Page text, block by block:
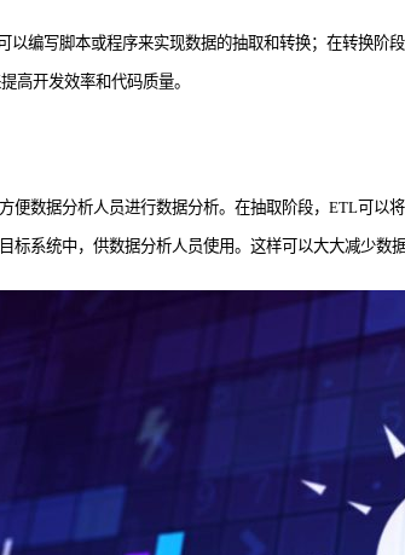
以编写脚本或程序来实现数据的抽取和转换；在转换
高开发效率和代码质量。
数据分析人员进行数据分析。在抽取阶段，ETL可
系统中，供数据分析人员使用。这样可以大大减少数